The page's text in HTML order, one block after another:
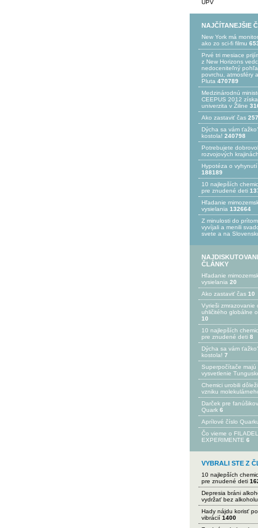
UPV
NAJČÍTANEJŠIE
New York má
ako zo sci-fi filmu
Prvé tri mesiace
z New Horizons
nedoceniteľný
povrchu, atmosféry
Pluta 470789
Medzinárodnú
CEEPUS 2012
univerzita v Žiline
Ako zastaviť čas
Dýcha sa vám
kostola! 240798
Potrebujet​e
rozvojovýc​h
Hypotéza o
188189
10 najlepších
pre znudené deti
Hľadanie
vysielania 132664
Z minulosti do
vyvíjali a menili
svete a na
ČLÁNKY
Hľadanie
vysielania 20
Ako zastaviť čas 10
Vyrieši zmrazovanie
uhličitého globálne
10
10 najlepších
pre znudené deti 8
Dýcha sa vám
kostola! 7
Superpočítače majú
vysvetlenie
Chemici urobili
vzniku
Darček pre
Quark 6
Aprílové číslo
Čo vieme o
EXPERIMENTE 6
VYBRALI STE Z
10 najlepších
pre znudené deti
Depresia bráni
vydržať bez alkoholu
Hady nájdu korisť
vibrácií 1400